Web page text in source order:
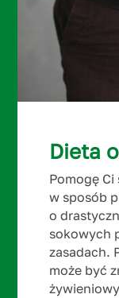
Dieta
Pomogę
w sposób
o
sokowych
zasadach.
może być